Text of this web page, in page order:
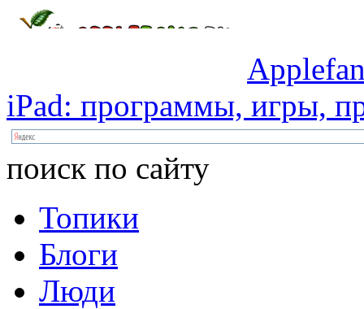
iPad: программы, игры,
поиск по сайту
Топики
Блоги
Люди